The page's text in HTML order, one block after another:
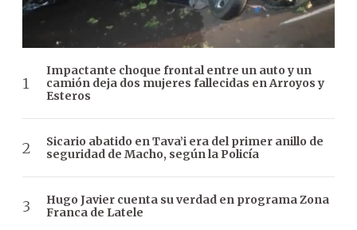
Impactante choque frontal entre un auto y un
camión deja dos mujeres fallecidas en Arroyos y
Esteros
Sicario abatido en Tava’i era del primer anillo de
seguridad de Macho, según la Policía
Hugo Javier cuenta su verdad en programa Zona
Franca de Latele